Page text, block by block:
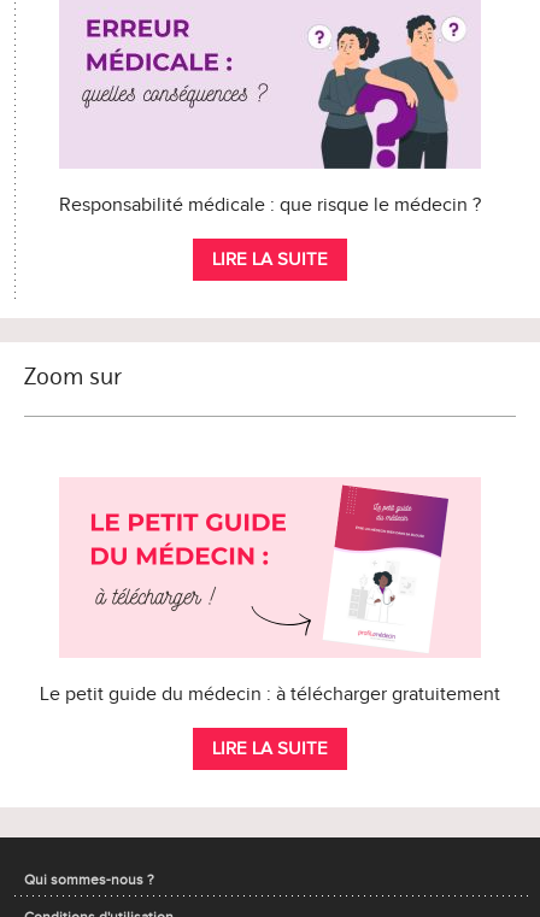
Responsabilité médicale : que risque le médecin ?
LIRE LA SUITE
Zoom sur
Le petit guide du médecin : à télécharger gratuitement
LIRE LA SUITE
Qui sommes-nous ?